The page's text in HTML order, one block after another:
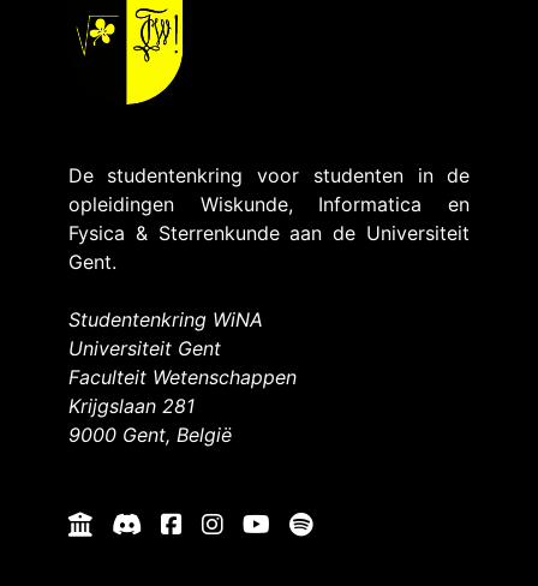
De studentenkring voor studenten in de
opleidingen Wiskunde, Informatica en
Fysica & Sterrenkunde aan de Universiteit
Gent.
Studentenkring WiNA
Universiteit Gent
Faculteit Wetenschappen
Krijgslaan 281
9000 Gent, België